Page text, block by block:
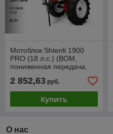
Мотоблок Shtenli 1900
PRO (18 л.с.) (ВОМ,
пониженная передача,
2 852,63 руб.
Купить
О нас